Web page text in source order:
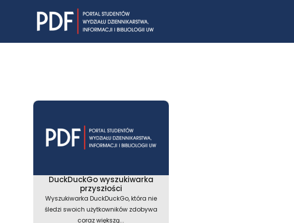
DuckDuckGo wyszukiwarka
przyszłości
Wyszukiwarka DuckDuckGo, która nie
śledzi swoich użytkowników zdobywa
coraz większą...